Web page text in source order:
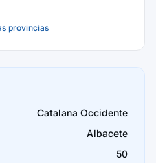
provincias
Catalana Occidente
Albacete
50